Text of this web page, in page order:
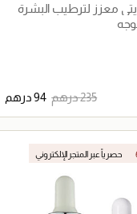
معزز لترطيب البشرة
جاري تحميل التفاصيل
حصرياً عبر المتجر الإلكتروني